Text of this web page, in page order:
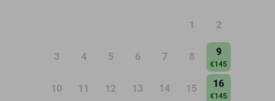
1 2
3 4 5 6 7 8 9
€145
10 11 12 13 14 15 16
€145